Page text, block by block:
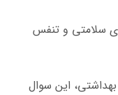
سلامتی و تنفس
این سوال